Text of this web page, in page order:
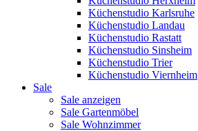
Küchenstudio Karlsruhe
Küchenstudio Landau
Küchenstudio Rastatt
Küchenstudio Sinsheim
Küchenstudio Trier
Küchenstudio Viernheim
Sale
Sale anzeigen
Sale Gartenmöbel
Sale Wohnzimmer